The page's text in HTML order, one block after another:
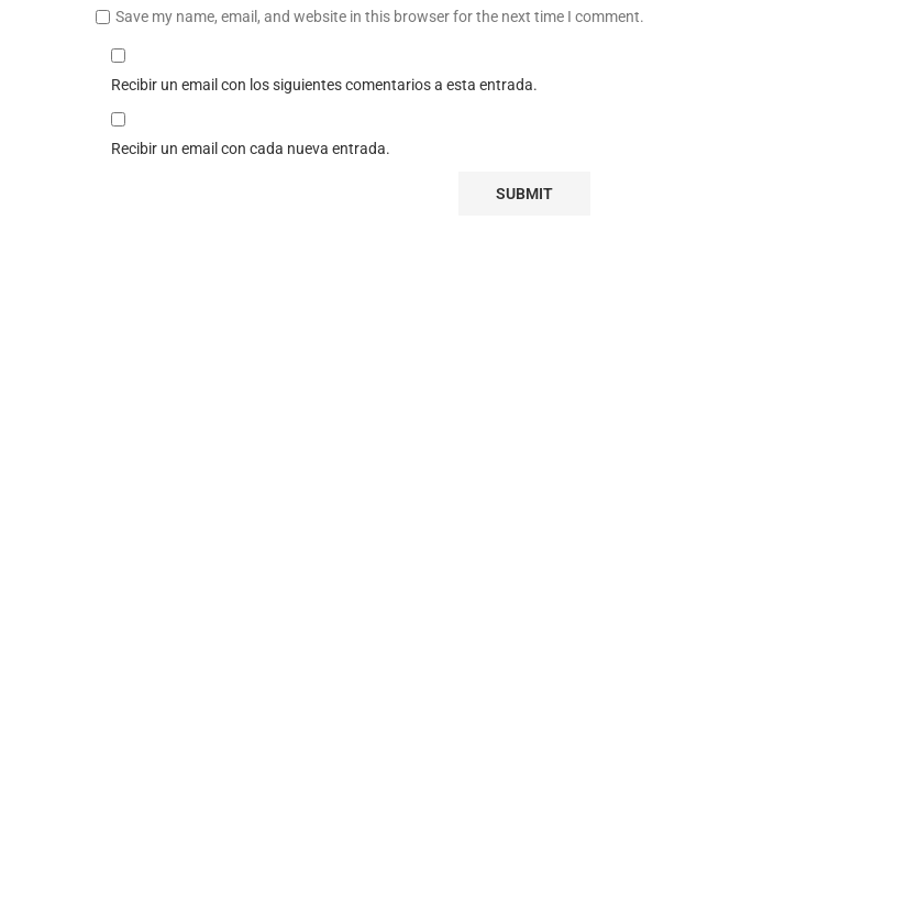
Save my name, email, and website in this browser for the next time I comment.
Recibir un email con los siguientes comentarios a esta entrada.
Recibir un email con cada nueva entrada.